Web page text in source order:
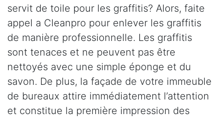
servit de toile pour les graffitis? Alors, faite
appel a Cleanpro pour enlever les graffitis
de manière professionnelle. Les graffitis
sont tenaces et ne peuvent pas être
nettoyés avec une simple éponge et du
savon. De plus, la façade de votre immeuble
de bureaux attire immédiatement l’attention
et constitue la première impression des